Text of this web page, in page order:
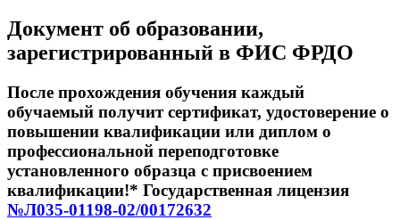
Документ об образовании,
зарегистрированный в ФИС ФРДО
После прохождения обучения каждый
обучаемый получит сертификат, удостоверение о
повышении квалификации или диплом о
профессиональной переподготовке
установленного образца с присвоением
квалификации!* Государственная лицензия
№Л035-01198-02/00172632